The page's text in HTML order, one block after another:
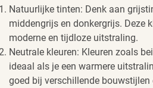
Natuurlijke tinten: Denk aan
middengrijs en donkergrijs. Deze
moderne en tijdloze uitstraling.
Neutrale kleuren: Kleuren zoals
ideaal als je een warmere
goed bij verschillende bouwstijlen